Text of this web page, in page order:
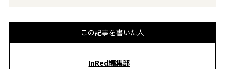
この記事を書いた人
InRed編集部